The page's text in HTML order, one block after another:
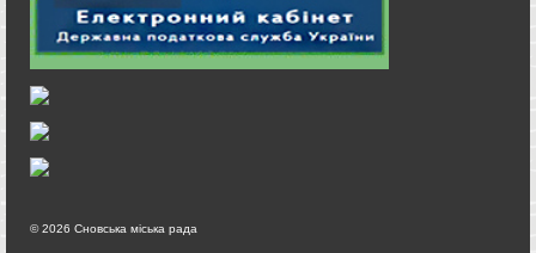
© 2026 Сновська міська рада